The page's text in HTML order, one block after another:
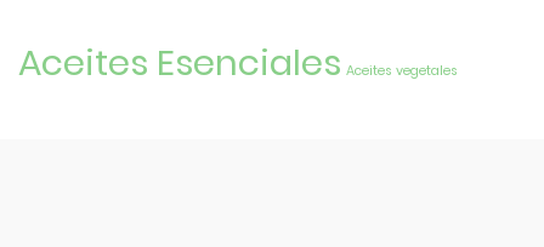
Aceites Esenciales Aceites vegetales